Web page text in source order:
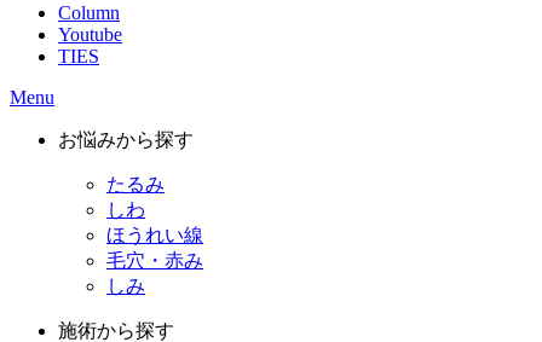
Column
Youtube
TIES
Menu
お悩みから探す
たるみ
しわ
ほうれい線
毛穴・赤み
しみ
施術から探す